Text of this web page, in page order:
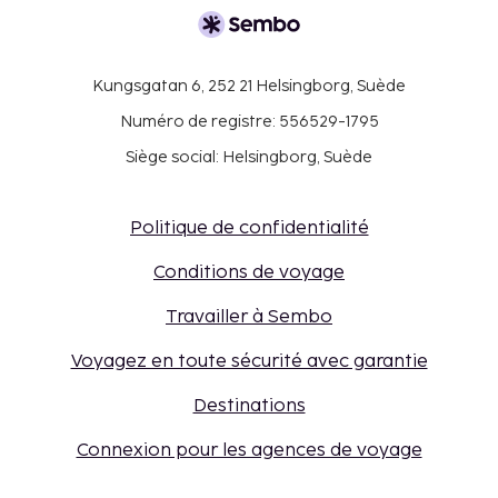
Kungsgatan 6, 252 21 Helsingborg, Suède
Numéro de registre: 556529-1795
Siège social: Helsingborg, Suède
Politique de confidentialité
Conditions de voyage
Travailler à Sembo
Voyagez en toute sécurité avec garantie
Destinations
Connexion pour les agences de voyage